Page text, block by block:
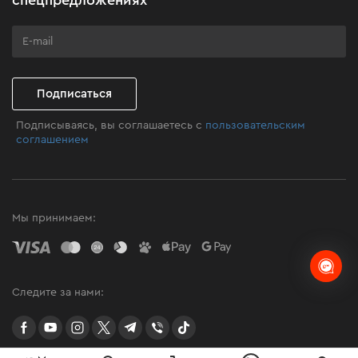
Клуб мастерства
Подписаться
Подписываясь, вы соглашаетесь с пользовательским
соглашением
Мы принимаем:
Следите за нами:
facebookyoutubeinstagramtwittertelegram
Viber TikTok